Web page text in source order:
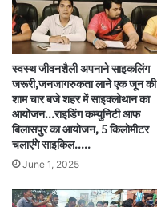
स्वस्थ जीवनशैली अपनाने साइकलिंग
जरूरी,जनजागरुकता लाने एक जून की
शाम चार बजे शहर में साइक्लोथान का
आयोजन…राइडिंग कम्युनिटी आफ
बिलासपुर का आयोजन, 5 किलोमीटर
चलाएंगे साइकिल…..
June 1, 2025